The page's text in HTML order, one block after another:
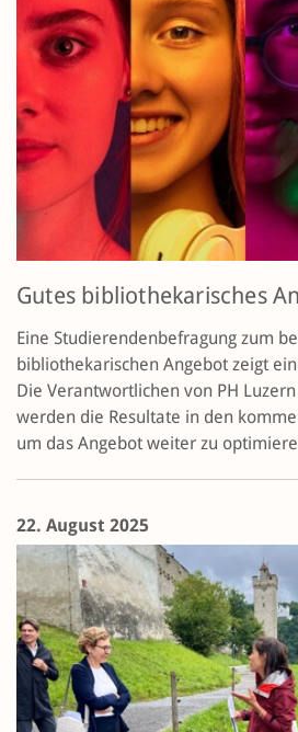
Gutes bibliothekarisches
Eine Studierendenbefragung zum
bibliothekarischen Angebot zeigt
Die Verantwortlichen von PH
werden die Resultate in den
um das Angebot weiter zu
22. August 2025